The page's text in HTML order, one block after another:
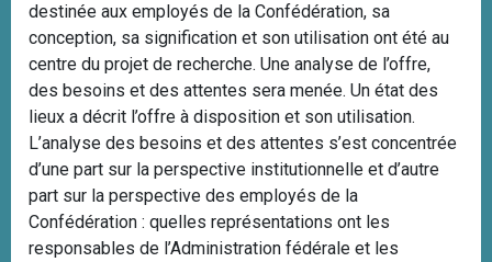
destinée aux employés de la Confédération, sa
conception, sa signification et son utilisation ont été au
centre du projet de recherche. Une analyse de l’offre,
des besoins et des attentes sera menée. Un état des
lieux a décrit l’offre à disposition et son utilisation.
L’analyse des besoins et des attentes s’est concentrée
d’une part sur la perspective institutionnelle et d’autre
part sur la perspective des employés de la
Confédération : quelles représentations ont les
responsables de l’Administration fédérale et les